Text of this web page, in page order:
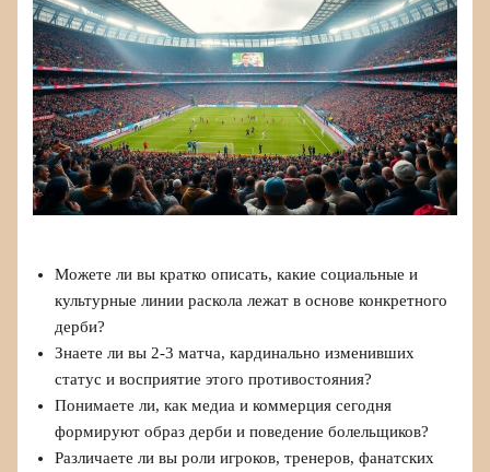
Можете ли вы кратко описать, какие социальные и
культурные линии раскола лежат в основе конкретного
дерби?
Знаете ли вы 2-3 матча, кардинально изменивших
статус и восприятие этого противостояния?
Понимаете ли, как медиа и коммерция сегодня
формируют образ дерби и поведение болельщиков?
Различаете ли вы роли игроков, тренеров, фанатских